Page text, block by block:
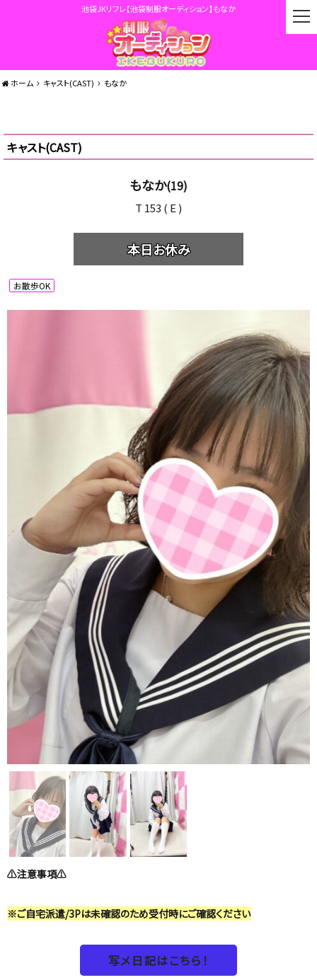
池袋JKリフレ【池袋制服オーディション】もなか
ホーム キャスト(CAST) もなか
キャスト(CAST)
⚠️注意事項⚠️
※ご自宅派遣/3Pは未確認のため受付時にご確認ください
もなか(19)
T 153 ( E )
本日お休み
お散歩OK
写メ日記はこちら！
t
o
v